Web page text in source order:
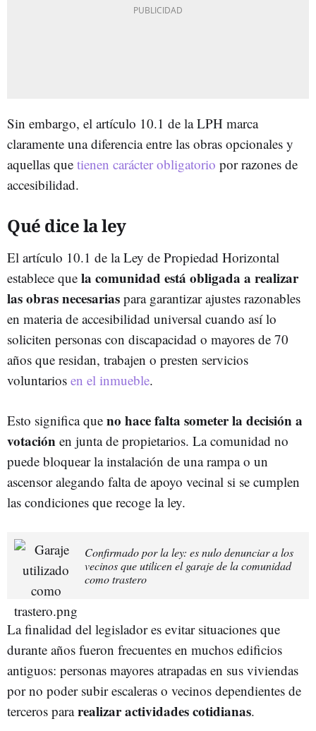
Sin embargo, el artículo 10.1 de la LPH marca
claramente una diferencia entre las obras opcionales y
aquellas que tienen carácter obligatorio por razones de
accesibilidad.
Qué dice la ley
El artículo 10.1 de la Ley de Propiedad Horizontal
establece que la comunidad está obligada a realizar
las obras necesarias para garantizar ajustes razonables
en materia de accesibilidad universal cuando así lo
soliciten personas con discapacidad o mayores de 70
años que residan, trabajen o presten servicios
voluntarios en el inmueble.
Esto significa que no hace falta someter la decisión a
votación en junta de propietarios. La comunidad no
puede bloquear la instalación de una rampa o un
ascensor alegando falta de apoyo vecinal si se cumplen
las condiciones que recoge la ley.
Confirmado por la ley: es nulo denunciar a los
vecinos que utilicen el garaje de la comunidad
como trastero
La finalidad del legislador es evitar situaciones que
durante años fueron frecuentes en muchos edificios
antiguos: personas mayores atrapadas en sus viviendas
por no poder subir escaleras o vecinos dependientes de
terceros pararealizar actividades cotidianas.